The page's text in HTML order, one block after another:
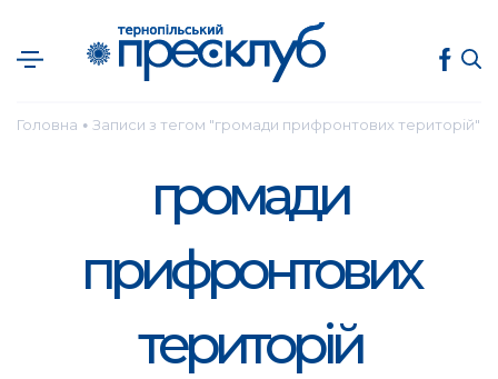
Головна ● Записи з тегом "громади прифронтових територій"
громади
прифронтових
територій